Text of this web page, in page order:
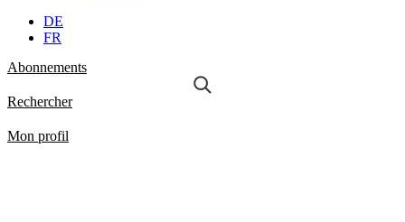
DE
FR
Abonnements
Rechercher
Mon profil